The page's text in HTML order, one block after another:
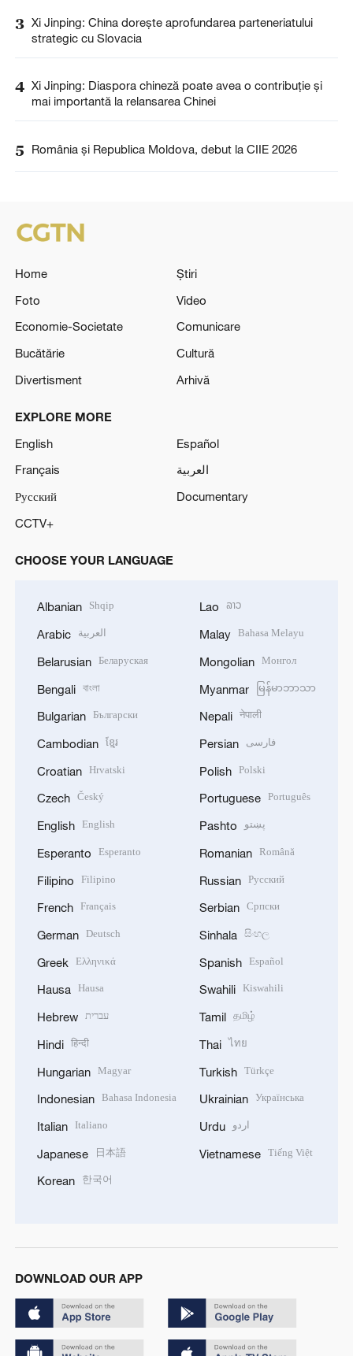
3 Xi Jinping: China dorește aprofundarea parteneriatului
strategic cu Slovacia
4 Xi Jinping: Diaspora chineză poate avea o contribuție și
mai importantă la relansarea Chinei
5 România și Republica Moldova, debut la CIIE 2026
Home
Știri
Foto
Video
Economie-Societate
Comunicare
Bucătărie
Cultură
Divertisment
Arhivă
EXPLORE MORE
English
Español
Français
العربية
Русский
Documentary
CCTV+
CHOOSE YOUR LANGUAGE
Albanian Shqip
Arabic العربية
Belarusian Беларуская
Bengali বাংলা
Bulgarian Български
Cambodian ខ្មែរ
Croatian Hrvatski
Czech Český
English English
Esperanto Esperanto
Filipino Filipino
French Français
German Deutsch
Greek Ελληνικά
Hausa Hausa
Hebrew עברית
Hindi हिन्दी
Hungarian Magyar
Indonesian Bahasa Indonesia
Italian Italiano
Japanese 日本語
Korean 한국어
Lao ລາວ
Malay Bahasa Melayu
Mongolian Монгол
Myanmar မြန်မာဘာသာ
Nepali नेपाली
Persian فارسی
Polish Polski
Portuguese Português
Pashto پښتو
Romanian Română
Russian Русский
Serbian Српски
Sinhala සිංහල
Spanish Español
Swahili Kiswahili
Tamil தமிழ்
Thai ไทย
Turkish Türkçe
Ukrainian Українська
Urdu اردو
Vietnamese Tiếng Việt
DOWNLOAD OUR APP